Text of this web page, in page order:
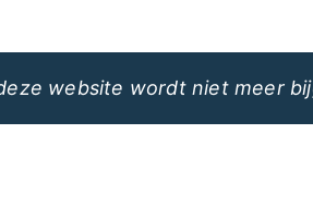
website wordt niet meer